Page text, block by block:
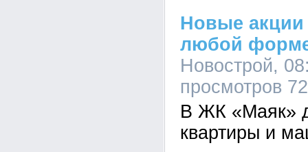
Новые акции
любой
Новострой,
просмотров
В ЖК «Маяк»
квартиры и